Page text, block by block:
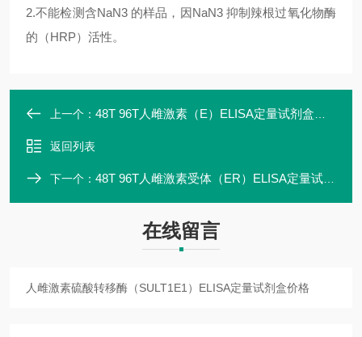
2.不能检测含NaN3 的样品，因NaN3 抑制辣根过氧化物酶
的（HRP）活性。
上一个： 48T 96T人雌激素（E）ELISA定量试剂盒高灵敏
返回列表
下一个： 48T 96T人雌激素受体（ER）ELISA定量试剂盒说明书
在线留言